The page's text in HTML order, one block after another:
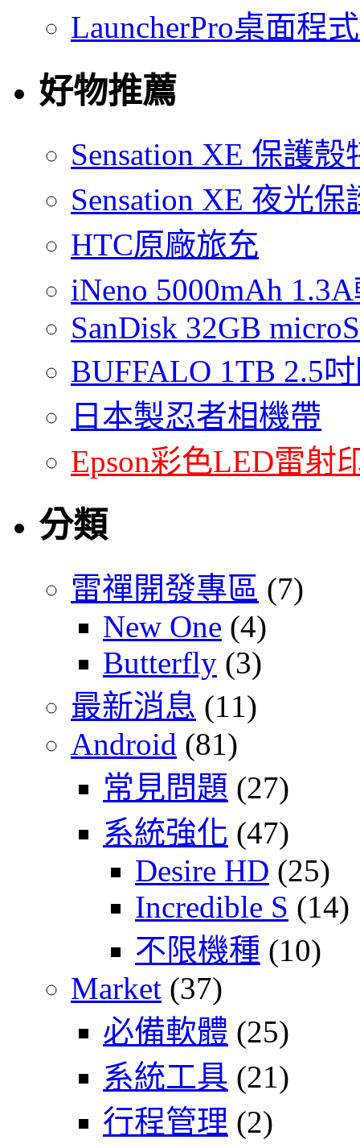
LauncherPro桌面程
好物推薦
Sensation XE 保護殼
Sensation XE 夜光
HTC原廠旅充
iNeno 5000mAh
SanDisk 32GB
BUFFALO 1TB 2.5
日本製忍者相機帶
Epson彩色LED雷射
分類
雷禪開發專區 (7)
New One (4)
Butterfly (3)
最新消息 (11)
Android (81)
常見問題 (27)
系統強化 (47)
Desire HD (25)
Incredible S (14)
不限機種 (10)
Market (37)
必備軟體 (25)
系統工具 (21)
行程管理 (2)